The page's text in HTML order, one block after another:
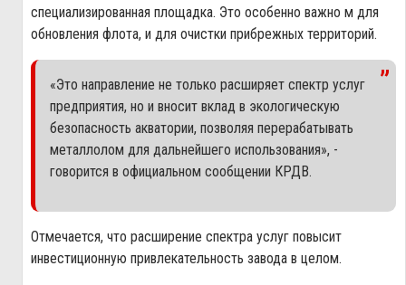
специализированная площадка. Это особенно важно м для
обновления флота, и для очистки прибрежных территорий.
«Это направление не только расширяет спектр услуг
предприятия, но и вносит вклад в экологическую
безопасность акватории, позволяя перерабатывать
металлолом для дальнейшего использования», -
говорится в официальном сообщении КРДВ.
Отмечается, что расширение спектра услуг повысит
инвестиционную привлекательность завода в целом.